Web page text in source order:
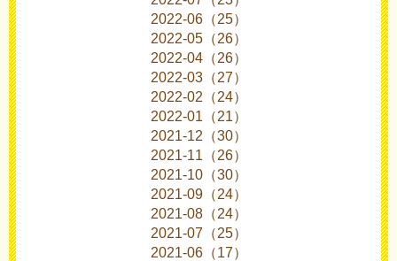
2022-06（25）
2022-05（26）
2022-04（26）
2022-03（27）
2022-02（24）
2022-01（21）
2021-12（30）
2021-11（26）
2021-10（30）
2021-09（24）
2021-08（24）
2021-07（25）
2021-06（17）